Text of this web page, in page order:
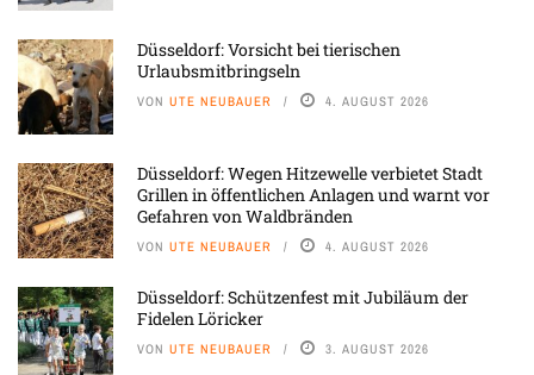
Düsseldorf: Vorsicht bei tierischen
Urlaubsmitbringseln
VON UTE NEUBAUER 4. AUGUST 2026
Düsseldorf: Wegen Hitzewelle verbietet Stadt
Grillen in öffentlichen Anlagen und warnt vor
Gefahren von Waldbränden
VON UTE NEUBAUER 4. AUGUST 2026
Düsseldorf: Schützenfest mit Jubiläum der
Fidelen Löricker
VON UTE NEUBAUER 3. AUGUST 2026